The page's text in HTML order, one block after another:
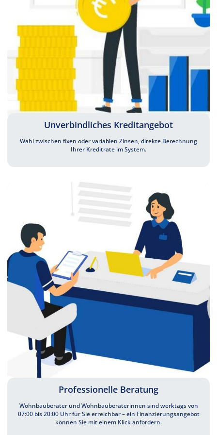
Unverbindliches Kreditangebot
Wahl zwischen fixen oder variablen Zinsen, direkte Berechnung
Ihrer Kreditrate im System.
Professionelle Beratung
Wohnbauberater und Wohnbauberaterinnen sind werktags von
07:00 bis 20:00 Uhr für Sie erreichbar – ein Finanzierungsangebot
können Sie mit einem Klick anfordern.